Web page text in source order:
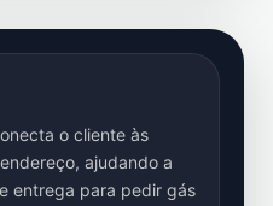
o cliente às
ajudando a
entrega para pedir gás